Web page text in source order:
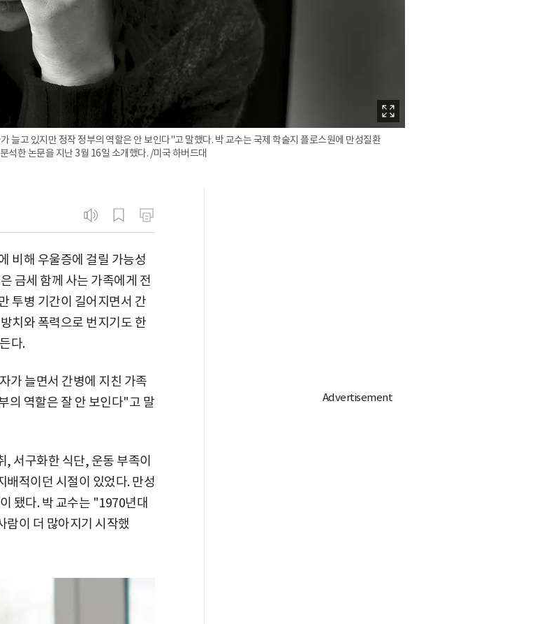
늘고 있지만 정작 정부의 역할은 안 보인다"고 말했다. 박 교수는 국제 학술지 플로스원에 만성질환
석한 논문을 지난 3월 16일 소개했다. /미국 하버드대
비해 우울증에 걸릴 가능성
금세 함께 사는 가족에게 전
투병 기간이 길어지면서 간
치와 폭력으로 번지기도 한
다.
가 늘면서 간병에 지친 가족
의 역할은 잘 안 보인다"고 말
서구화한 식단, 운동 부족이
배적이던 시절이 있었다. 만성
됐다. 박 교수는 "1970년대
람이 더 많아지기 시작했